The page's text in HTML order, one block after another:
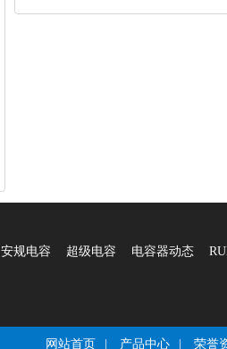
安规电容 超级电容 电容器动态
网站首页 产品中心 荣誉